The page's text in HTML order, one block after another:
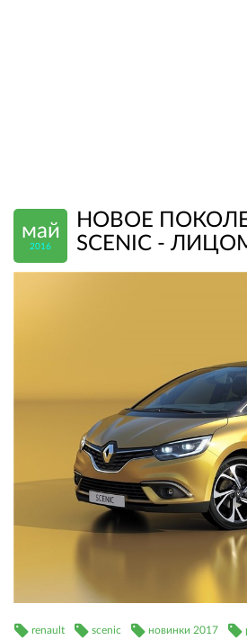
май
2016
НОВОЕ
SCENIC -
renault scenic новинки 2017